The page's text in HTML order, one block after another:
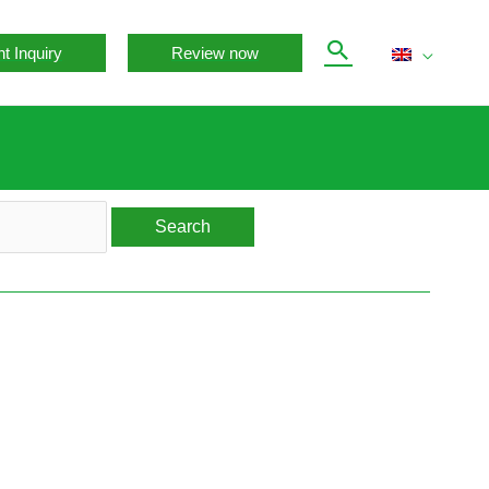
Inquiry Review now